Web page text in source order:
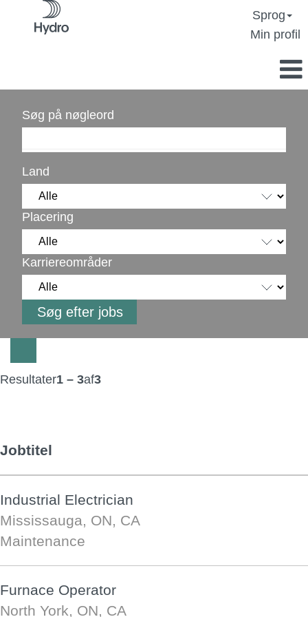
Sprog
Min profil
Søg på nøgleord
Land
Placering
Karriereområder
Resultater1 – 3af3
Jobtitel
Industrial Electrician
Mississauga, ON, CA
Maintenance
Furnace Operator
North York, ON, CA